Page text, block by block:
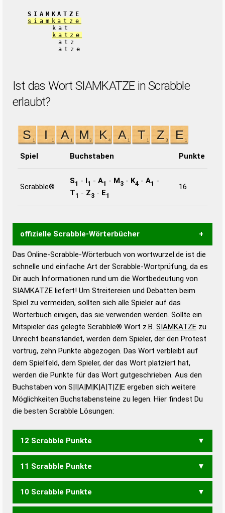
SIAMKATZE
siamkatze
kat
katze
atz
atze
Ist das Wort SIAMKATZE in Scrabble
erlaubt?
Spiel Buchstaben Punkte
Scrabble®
S1 - I1 - A1 - M3 - K4 - A1 -
T1 - Z3 - E1
16
offizielle Scrabble-Wörterbücher
Wortwurzel liefert mit Hilfe eines semantischen
Wortanalyse-Algorithmus gute Anhaltspunkte zu
Wortbedeutung, Worttrennung und Wortform, um die
Gültigkeit eines Wortes für das Scrabble-Spiel zu
bestimmen! zugelassene Turnier Scrabble-
Wörterbücher sind:
Duden – Standardwerk in 12 Bänden
Duden – Richtiges und gutes
Deutsch
Duden – Die deutsche Grammatik
Duden – Deutsches
Universalwörterbuch
Das Online-Scrabble-Wörterbuch von wortwurzel.de ist die
schnelle und einfache Art der Scrabble-Wortprüfung, da es
Dir auch Informationen rund um die Wortbedeutung von
SIAMKATZE liefert! Um Streitereien und Debatten beim
Spiel zu vermeiden, sollten sich alle Spieler auf das
Wörterbuch einigen, das sie verwenden werden. Sollte ein
Mitspieler das gelegte Scrabble® Wort z.B. SIAMKATZE zu
Unrecht beanstandet, werden dem Spieler, der den Protest
vortrug, zehn Punkte abgezogen. Das Wort verbleibt auf
dem Spielfeld, dem Spieler, der das Wort platziert hat,
werden die Punkte für das Wort gutgeschrieben. Aus den
Buchstaben von S|I|A|M|K|A|T|Z|E ergeben sich weitere
Möglichkeiten Buchstabensteine zu legen. Hier findest Du
die besten Scrabble Lösungen:
12 Scrabble Punkte
ASZETIK
11 Scrabble Punkte
AKAZIE AKZISE KEIMST
10 Scrabble Punkte